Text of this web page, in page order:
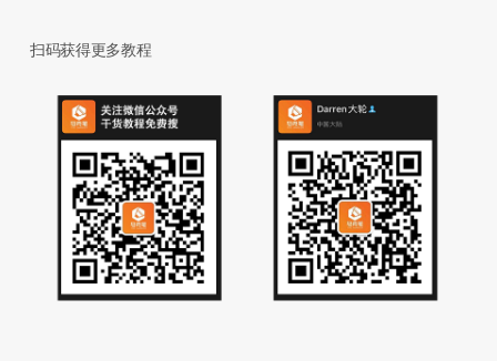
扫码获得更多教程